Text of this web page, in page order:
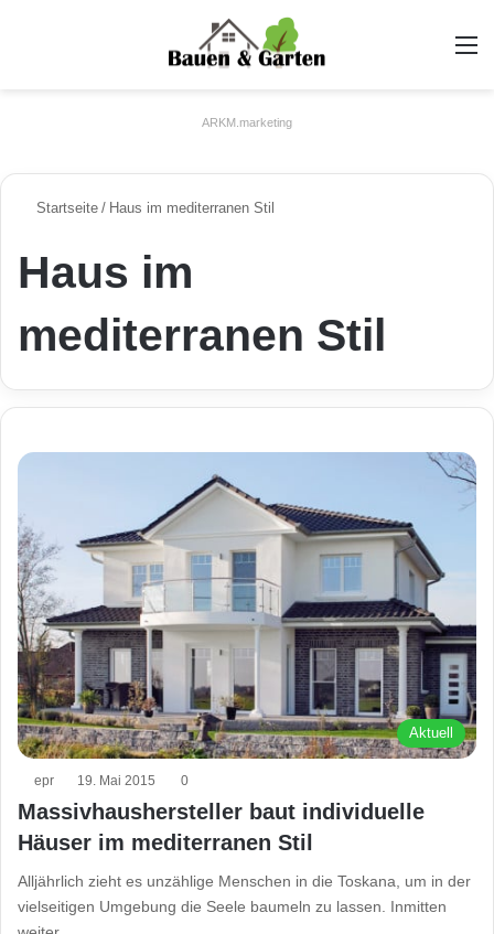
ARKM.marketing
Startseite / Haus im mediterranen Stil
Haus im
mediterranen Stil
Aktuell
epr 19. Mai 2015 0
Massivhaushersteller baut individuelle
Häuser im mediterranen Stil
Alljährlich zieht es unzählige Menschen in die Toskana, um in der
vielseitigen Umgebung die Seele baumeln zu lassen. Inmitten